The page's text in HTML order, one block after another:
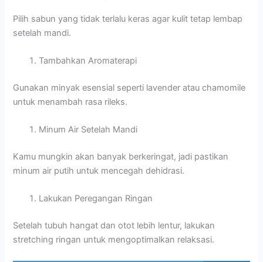
Pilih sabun yang tidak terlalu keras agar kulit tetap lembap
setelah mandi.
Tambahkan Aromaterapi
Gunakan minyak esensial seperti lavender atau chamomile
untuk menambah rasa rileks.
Minum Air Setelah Mandi
Kamu mungkin akan banyak berkeringat, jadi pastikan
minum air putih untuk mencegah dehidrasi.
Lakukan Peregangan Ringan
Setelah tubuh hangat dan otot lebih lentur, lakukan
stretching ringan untuk mengoptimalkan relaksasi.